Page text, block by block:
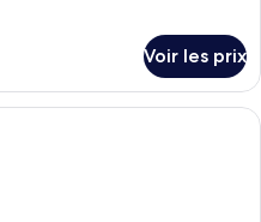
Voir les prix
Un lit en bois avec un élastique, une